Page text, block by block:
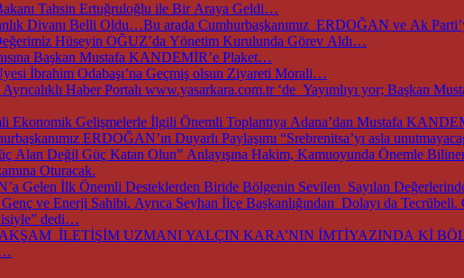
Tahsin Ertuğruloğlu ile Bir Araya Geldi…
Divanı Belli Oldu…Bu arada Cumhurbaşkanımız ERDOĞAN ve Ak
Hüseyin OĞUZ’da Yönetim Kurulunda Görev Aldı…
Başkan Mustafa KANDEMİR’e Plaket…
İbrahim Odabaşı’na Geçmiş olsun Ziyareti Morali…
Haber Portalı www.yasarkara.com.tr ‘de Yayımlıyı yor; Başkan
TOBB ve Ticaret Bakanlığımızın Öncülüğünde Başkentimizde Düzenlenen Bu Önemli
ERDOĞAN’ın Duyarlı Paylaşımı “Srebrenitsa’yı asla
Alan Değil Güç Katan Olun” Anlayışına Hakim, Kamuoyunda Önemle
Oturacak.
Gelen İlk Önemli Desteklerden Biride Bölgenin Sevilen Sayılan
ve Enerji Sahibi. Ayrıca Seyhan İlçe Başkanlığından Dolayı da
dedi…
İLETİŞİM UZMANI YALÇIN KARA’NIN İMTİYAZINDA Kİ